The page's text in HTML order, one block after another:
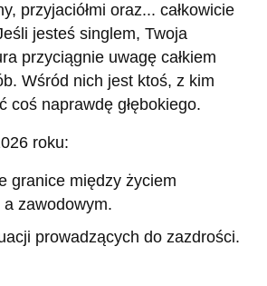
przyjaciółmi oraz... całkowicie
jesteś singlem, Twoja
przyciągnie uwagę całkiem
Wśród nich jest ktoś, z kim
coś naprawdę głębokiego.
roku:
granice między życiem
zawodowym.
prowadzących do zazdrości.